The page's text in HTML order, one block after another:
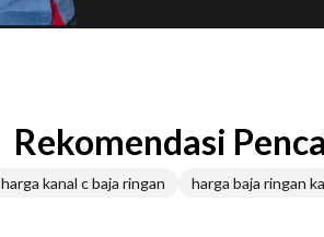
Rekomendasi
harga kanal c baja ringan harga baja ringan